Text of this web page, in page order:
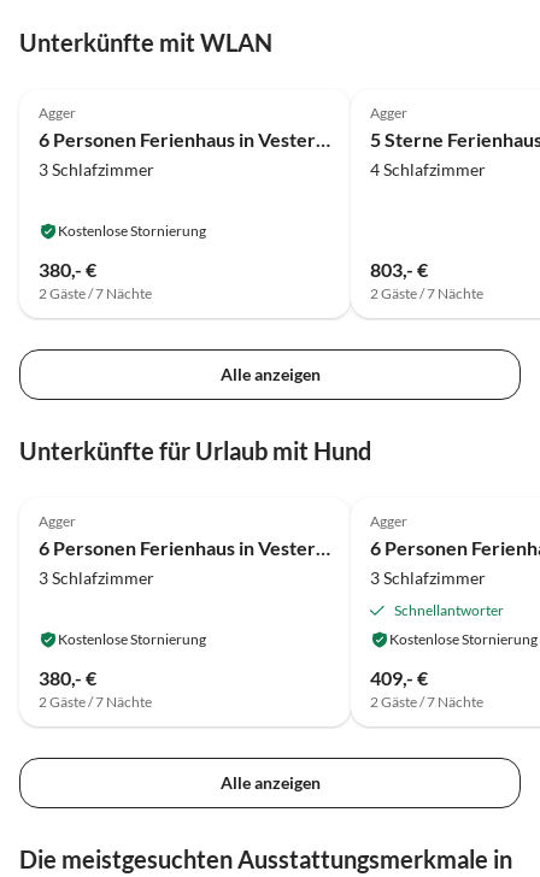
Unterkünfte mit WLAN
Agger
6 Personen Ferienhaus in Vestervig-By Traum
3 Schlafzimmer
Kostenlose Stornierung
380,- €
2 Gäste / 7 Nächte
Agger
4 Schlafzimmer
803,- €
2 Gäste / 7 Nächte
Alle anzeigen
Unterkünfte für Urlaub mit Hund
Agger
6 Personen Ferienhaus in Vestervig-By Traum
3 Schlafzimmer
Kostenlose Stornierung
380,- €
2 Gäste / 7 Nächte
Agger
3 Schlafzimmer
Schnellantworter
Kostenlose Stornierung
409,- €
2 Gäste / 7 Nächte
Alle anzeigen
Die meistgesuchten Ausstattungsmerkmale in